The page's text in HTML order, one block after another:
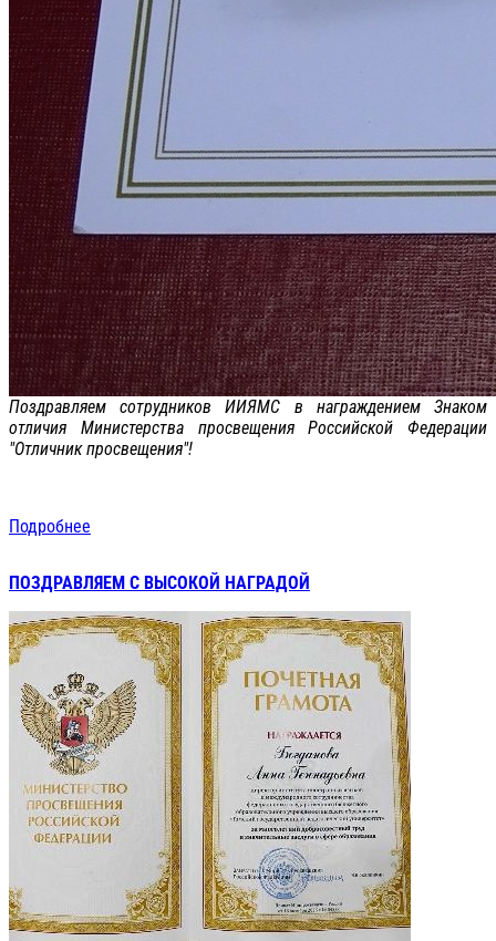
Поздравляем сотрудников ИИЯМС в награждением Знаком
отличия Министерства просвещения Российской Федерации
"Отличник просвещения"!
Подробнее
ПОЗДРАВЛЯЕМ С ВЫСОКОЙ НАГРАДОЙ